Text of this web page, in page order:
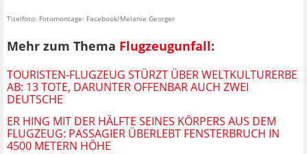
Titelfoto: Fotomontage: Facebook/Melanie Georger
Mehr zum Thema Flugzeugunfall:
TOURISTEN-FLUGZEUG STÜRZT ÜBER WELTKULTURERBE
AB: 13 TOTE, DARUNTER OFFENBAR AUCH ZWEI
DEUTSCHE
ER HING MIT DER HÄLFTE SEINES KÖRPERS AUS DEM
FLUGZEUG: PASSAGIER ÜBERLEBT FENSTERBRUCH IN
4500 METERN HÖHE